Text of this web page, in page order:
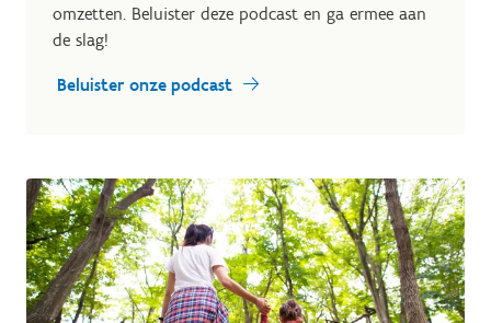
omzetten. Beluister deze podcast en ga ermee aan
de slag!
Beluister onze podcast